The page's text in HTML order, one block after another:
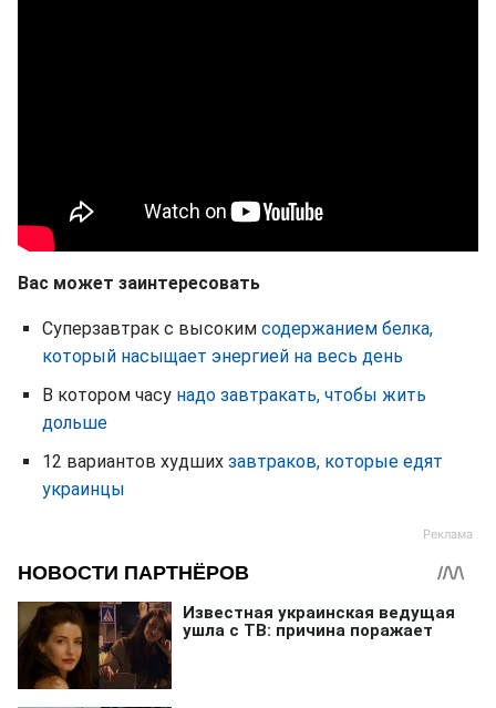
Вас может заинтересовать
Суперзавтрак с высоким содержанием белка,
который насыщает энергией на весь день
В котором часу надо завтракать, чтобы жить
дольше
12 вариантов худших завтраков, которые едят
украинцы